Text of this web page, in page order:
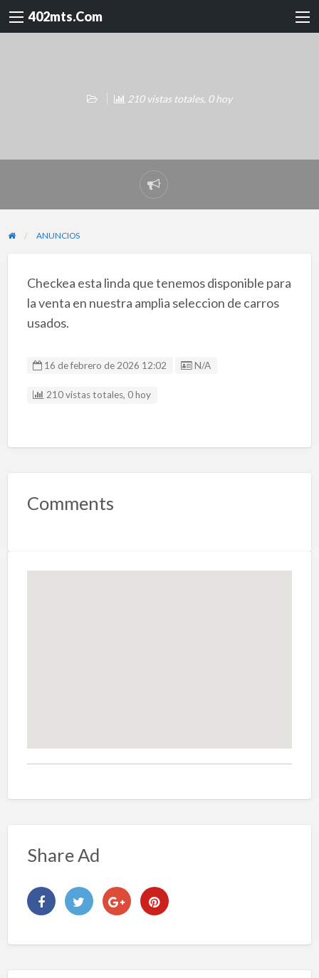
402mts.Com
210 vistas totales, 0 hoy
Reportar
problema
ANUNCIOS
Checkea esta linda que tenemos disponible para
la venta en nuestra amplia seleccion de carros
usados.
16 de febrero de 2026 12:02 Listing ID
N/A
210 vistas totales, 0 hoy
Comments
Share Ad